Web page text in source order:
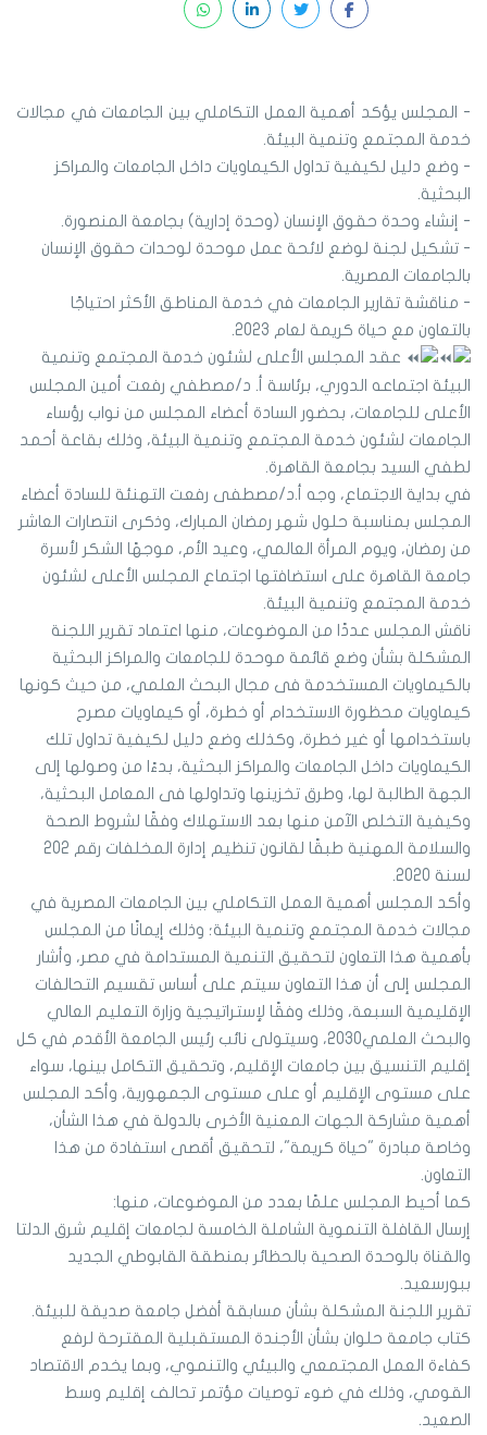
- المجلس يؤكد أهمية العمل التكاملي بين الجامعات في مجالات
خدمة المجتمع وتنمية البيئة.
- وضع دليل لكيفية تداول الكيماويات داخل الجامعات والمراكز
البحثية.
- إنشاء وحدة حقوق الإنسان (وحدة إدارية) بجامعة المنصورة.
- تشكيل لجنة لوضع لائحة عمل موحدة لوحدات حقوق الإنسان
بالجامعات المصرية.
- مناقشة تقارير الجامعات في خدمة المناطق الأكثر احتياجًا
بالتعاون مع حياة كريمة لعام 2023.
عقد المجلس الأعلى لشئون خدمة المجتمع وتنمية
البيئة اجتماعه الدوري، برئاسة أ. د/مصطفي رفعت أمين المجلس
الأعلى للجامعات، بحضور السادة أعضاء المجلس من نواب رؤساء
الجامعات لشئون خدمة المجتمع وتنمية البيئة، وذلك بقاعة أحمد
لطفي السيد بجامعة القاهرة.
في بداية الاجتماع، وجه أ.د/مصطفى رفعت التهنئة للسادة أعضاء
المجلس بمناسبة حلول شهر رمضان المبارك، وذكرى انتصارات العاشر
من رمضان، ويوم المرأة العالمي، وعيد الأم، موجهًا الشكر لأسرة
جامعة القاهرة على استضافتها اجتماع المجلس الأعلى لشئون
خدمة المجتمع وتنمية البيئة.
ناقش المجلس عددًا من الموضوعات، منها اعتماد تقرير اللجنة
المشكلة بشأن وضع قائمة موحدة للجامعات والمراكز البحثية
بالكيماويات المستخدمة فى مجال البحث العلمي، من حيث كونها
كيماويات محظورة الاستخدام أو خطرة، أو كيماويات مصرح
باستخدامها أو غير خطرة، وكذلك وضع دليل لكيفية تداول تلك
الكيماويات داخل الجامعات والمراكز البحثية، بدءًا من وصولها إلى
الجهة الطالبة لها، وطرق تخزينها وتداولها فى المعامل البحثية،
وكيفية التخلص الآمن منها بعد الاستهلاك وفقًا لشروط الصحة
والسلامة المهنية طبقًا لقانون تنظيم إدارة المخلفات رقم 202
لسنة 2020.
وأكد المجلس أهمية العمل التكاملي بين الجامعات المصرية في
مجالات خدمة المجتمع وتنمية البيئة؛ وذلك إيمانًا من المجلس
بأهمية هذا التعاون لتحقيق التنمية المستدامة في مصر، وأشار
المجلس إلى أن هذا التعاون سيتم على أساس تقسيم التحالفات
الإقليمية السبعة، وذلك وفقًا لإستراتيجية وزارة التعليم العالي
والبحث العلمي2030، وسيتولى نائب رئيس الجامعة الأقدم في كل
إقليم التنسيق بين جامعات الإقليم، وتحقيق التكامل بينها، سواء
على مستوى الإقليم أو على مستوى الجمهورية، وأكد المجلس
أهمية مشاركة الجهات المعنية الأخرى بالدولة في هذا الشأن،
وخاصة مبادرة "حياة كريمة"، لتحقيق أقصى استفادة من هذا
التعاون.
كما أحيط المجلس علمًا بعدد من الموضوعات، منها:
إرسال القافلة التنموية الشاملة الخامسة لجامعات إقليم شرق الدلتا
والقناة بالوحدة الصحية بالحظائر بمنطقة القابوطي الجديد
ببورسعيد.
تقرير اللجنة المشكلة بشأن مسابقة أفضل جامعة صديقة للبيئة.
كتاب جامعة حلوان بشأن الأجندة المستقبلية المقترحة لرفع
كفاءة العمل المجتمعي والبيئي والتنموي، وبما يخدم الاقتصاد
القومي، وذلك في ضوء توصيات مؤتمر تحالف إقليم وسط
الصعيد.